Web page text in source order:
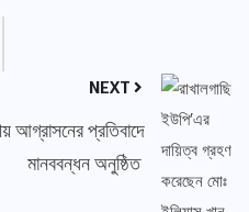
NEXT
আগ্রাসনের প্রতিবাদে
মানববন্ধন অনুষ্ঠিত